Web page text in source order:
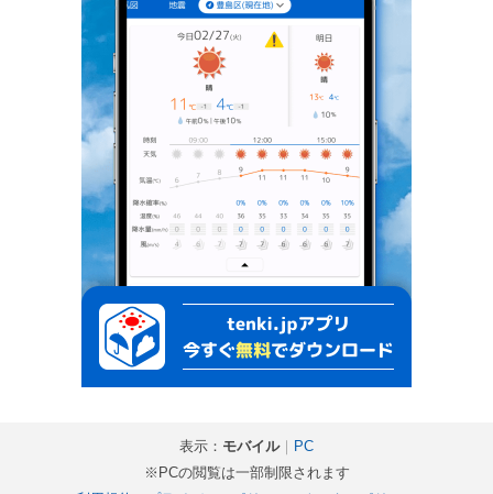
表示： モバイル｜
PC
※PCの閲覧は一部制限されます